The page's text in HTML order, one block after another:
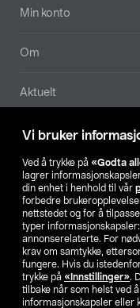
Vi bruker
Ved å trykke på «Godta
lagrer
din enhet i henhold til vår
forbedre
nettstedet og for å
typer
annonserelaterte. For
krav om samtykke,
fungere. Hvis du
trykke på «Innstillinger».
tilbake når som helst ved
informasjonskapsler eller
Min konto
Om
Aktuelt
Våre selskaper